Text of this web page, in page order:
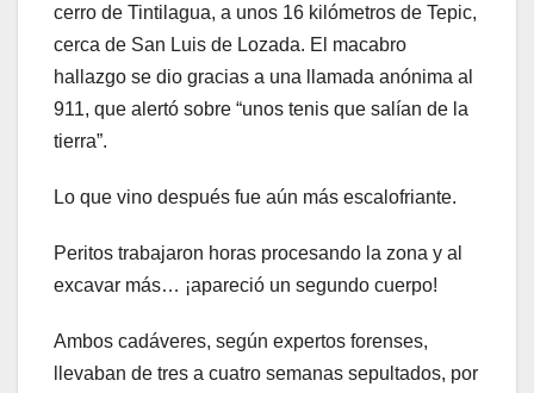
cerro de Tintilagua, a unos 16 kilómetros de Tepic,
cerca de San Luis de Lozada. El macabro
hallazgo se dio gracias a una llamada anónima al
911, que alertó sobre “unos tenis que salían de la
tierra”.
Lo que vino después fue aún más escalofriante.
Peritos trabajaron horas procesando la zona y al
excavar más… ¡apareció un segundo cuerpo!
Ambos cadáveres, según expertos forenses,
llevaban de tres a cuatro semanas sepultados, por